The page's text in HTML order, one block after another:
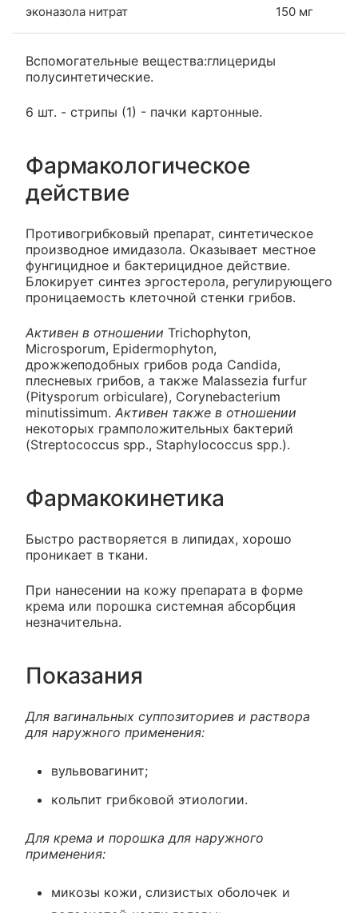
эконазола нитрат 150 мг
Вспомогательные вещества:глицериды
полусинтетические.
6 шт. - стрипы (1) - пачки картонные.
Фармакологическое
действие
Противогрибковый препарат, синтетическое
производное имидазола. Оказывает местное
фунгицидное и бактерицидное действие.
Блокирует синтез эргостерола, регулирующего
проницаемость клеточной стенки грибов.
Активен в отношении Trichophyton,
Microsporum, Epidermophyton,
дрожжеподобных грибов рода Candida,
плесневых грибов, а также Malassezia furfur
(Pitysporum orbiculare), Corynebacterium
minutissimum. Активен также в отношении
некоторых грамположительных бактерий
(Streptococcus spp., Staphylococcus spp.).
Фармакокинетика
Быстро растворяется в липидах, хорошо
проникает в ткани.
При нанесении на кожу препарата в форме
крема или порошка системная абсорбция
незначительна.
Показания
Для вагинальных суппозиториев и раствора
для наружного применения:
вульвовагинит;
кольпит грибковой этиологии.
Для крема и порошка для наружного
применения:
микозы кожи, слизистых оболочек и